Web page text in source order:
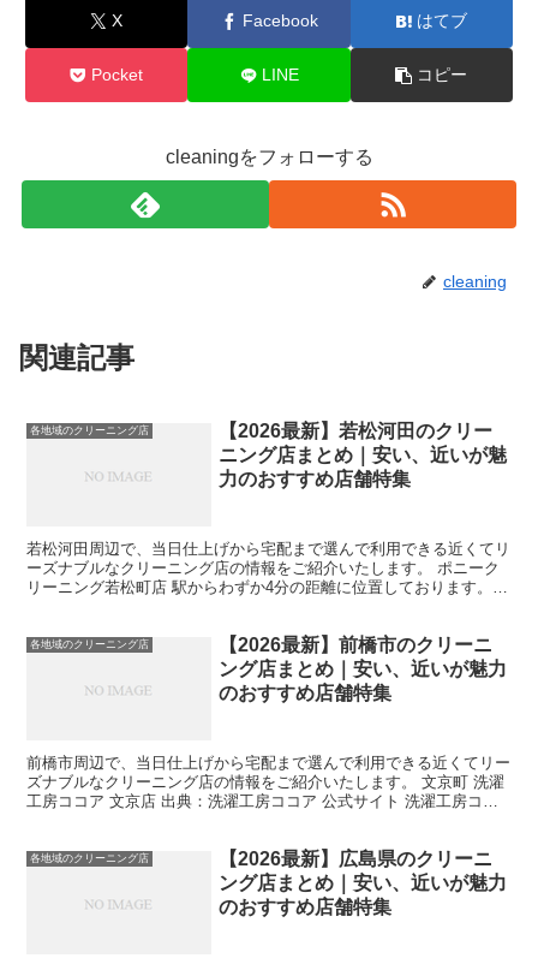
X Facebook はてブ
Pocket LINE コピー
cleaningをフォローする
cleaning
関連記事
各地域のクリーニング店
【2026最新】若松河田のクリー
ニング店まとめ｜安い、近いが魅
力のおすすめ店舗特集
若松河田周辺で、当日仕上げから宅配まで選んで利用できる近くてリ
ーズナブルなクリーニング店の情報をご紹介いたします。 ポニーク
リーニング若松町店 駅からわずか4分の距離に位置しております。衣
各地域のクリーニング店
【2026最新】前橋市のクリーニ
ング店まとめ｜安い、近いが魅力
のおすすめ店舗特集
前橋市周辺で、当日仕上げから宅配まで選んで利用できる近くてリー
ズナブルなクリーニング店の情報をご紹介いたします。 文京町 洗濯
工房ココア 文京店 出典：洗濯工房ココア 公式サイト 洗濯工房ココ
各地域のクリーニング店
【2026最新】広島県のクリーニ
ング店まとめ｜安い、近いが魅力
のおすすめ店舗特集